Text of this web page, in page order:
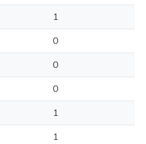
1
0
0
0
1
1